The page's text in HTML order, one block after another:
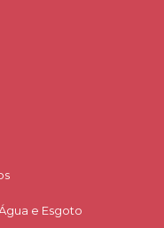
e Esgoto